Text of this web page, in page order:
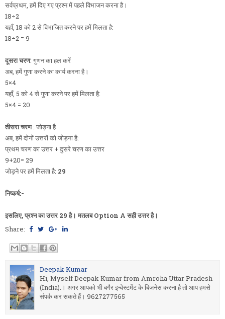
सर्वप्रथम, हमें दिए गए प्रश्न में पहले विभाजन करना है।
18÷2
यहाँ, 18 को 2 से विभाजित करने पर हमें मिलता है:
18÷2 = 9
दूसरा चरण: गुणन का हल करें
अब, हमें गुणा करने का कार्य करना है।
5×4
यहाँ, 5 को 4 से गुणा करने पर हमें मिलता है:
5×4 = 20
तीसरा चरण: जोड़ना है
अब, हमें दोनों उत्तरों को जोड़ना है:
प्रथम चरण का उत्तर + दुसरे चरण का उत्तर
9+20= 29
जोड़ने पर हमें मिलता है: 29
निष्कर्ष:-
इसलिए, प्रश्न का उत्तर 29 है। मतलब Option A सही उत्तर है।
Share:
Deepak Kumar
Hi, Myself Deepak Kumar from Amroha Uttar Pradesh
(India).। अगर आपको भी बगैर इन्वेस्टमेंट के बिजनेस करना है तो आप हमसे
संपर्क कर सकते हैं। 9627277565